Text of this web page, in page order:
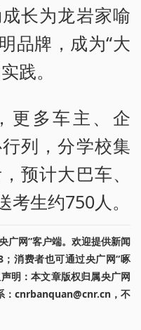
长为龙岩家喻
品牌，成为“大
践。
更多车主、企
列，分学校集
预计大巴车、
生约750人。
广网”客户端。欢迎提供新闻
消费者也可通过央广网“啄
明：本文章版权归属央广网
：cnrbanquan@cnr.cn，不